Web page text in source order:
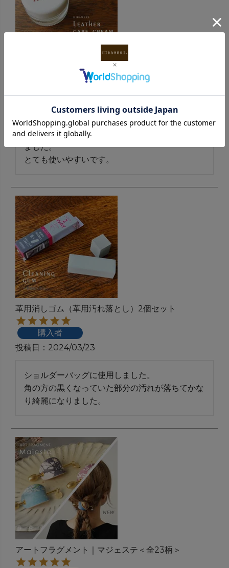
保革クリーム（レザーケアクリーム・栄養補給・防カ
ビ・消臭、その他）12g
2024/03/23
セットに入っていたのを使い切ったので再購入し
ました。
とても使いやすいです。
革用消しゴム（革用汚れ落とし）2個セット
購入者
投稿日
2024/03/23
ショルダーバッグに使用しました。
角の方の黒くなっていた部分の汚れが落ちてかな
アートフラグメント｜マジェステ＜全23柄＞